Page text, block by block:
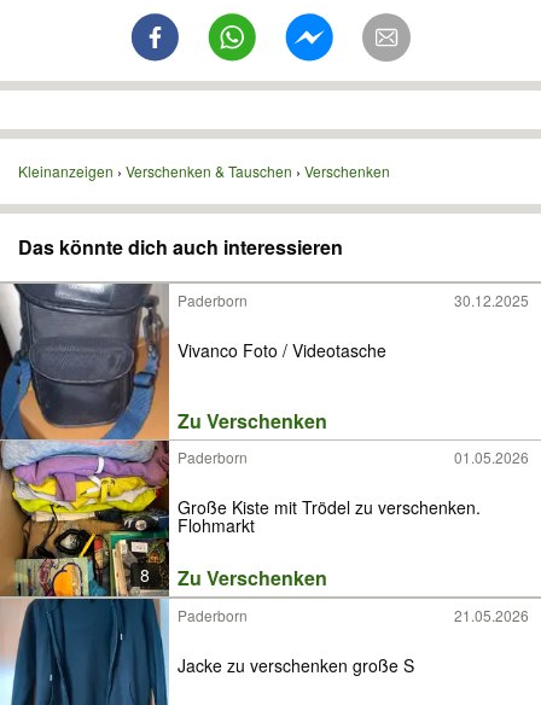
Kleinanzeigen Verschenken & Tauschen Verschenken
Das könnte dich auch interessieren
Paderborn 30.12.2025
Vivanco Foto / Videotasche
Zu Verschenken
8
Paderborn 01.05.2026
Große Kiste mit Trödel zu verschenken.
Flohmarkt
Zu Verschenken
Paderborn 21.05.2026
Jacke zu verschenken große S